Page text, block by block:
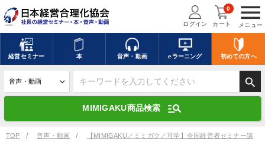
menu
メニュー
ログイン カート
0
経営セミナー 本 音声・動画 eラーニング 初めての方へ
search
MIMIGAKU商品検索 manage_search
キーワードを入力して探す
デジタル版対応のみ検索結果に表示する
search 上記の条件で検索
TOP 音声・動画
【MIMIGAKU／ミミガク／耳学】全国経営者セミナー講